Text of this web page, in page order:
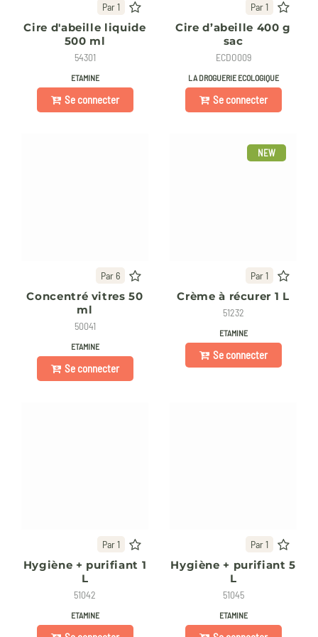
Par 1
Cire d'abeille liquide
500 ml
54301
ETAMINE
Se connecter
Par 1
Cire d’abeille 400 g
sac
ECDO009
LA DROGUERIE ECOLOGIQUE
Se connecter
Par 6
Concentré vitres 50
ml
50041
ETAMINE
Se connecter
NEW
Par 1
Crème à récurer 1 L
51232
ETAMINE
Se connecter
Par 1
Hygiène + purifiant 1
L
51042
ETAMINE
Par 1
Hygiène + purifiant 5
L
51045
ETAMINE